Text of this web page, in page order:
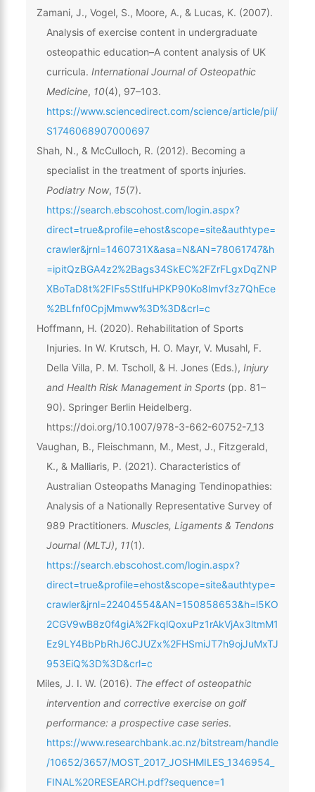
Zamani, J., Vogel, S., Moore, A., & Lucas, K. (2007).
Analysis of exercise content in undergraduate
osteopathic education–A content analysis of UK
curricula. International Journal of Osteopathic
Medicine, 10(4), 97–103.
https://www.sciencedirect.com/science/article/pii/
S1746068907000697
Shah, N., & McCulloch, R. (2012). Becoming a
specialist in the treatment of sports injuries.
Podiatry Now, 15(7).
https://search.ebscohost.com/login.aspx?
direct=true&profile=ehost&scope=site&authtype=
crawler&jrnl=1460731X&asa=N&AN=78061747&h
=ipitQzBGA4z2%2Bags34SkEC%2FZrFLgxDqZNP
XBoTaD8t%2FIFs5StlfuHPKP90Ko8lmvf3z7QhEce
%2BLfnf0CpjMmww%3D%3D&crl=c
Hoffmann, H. (2020). Rehabilitation of Sports
Injuries. In W. Krutsch, H. O. Mayr, V. Musahl, F.
Della Villa, P. M. Tscholl, & H. Jones (Eds.), Injury
and Health Risk Management in Sports(pp. 81–
90). Springer Berlin Heidelberg.
https://doi.org/10.1007/978-3-662-60752-7_13
Vaughan, B., Fleischmann, M., Mest, J., Fitzgerald,
K., & Malliaris, P. (2021). Characteristics of
Australian Osteopaths Managing Tendinopathies:
Analysis of a Nationally Representative Survey of
989 Practitioners. Muscles, Ligaments & Tendons
Journal (MLTJ), 11(1).
https://search.ebscohost.com/login.aspx?
direct=true&profile=ehost&scope=site&authtype=
crawler&jrnl=22404554&AN=150858653&h=l5KO
2CGV9wB8z0f4giA%2FkqlQoxuPz1rAkVjAx3ltmM1
Ez9LY4BbPbRhJ6CJUZx%2FHSmiJT7h9ojJuMxTJ
953EiQ%3D%3D&crl=c
Miles, J. I. W. (2016). The effect of osteopathic
intervention and corrective exercise on golf
performance: a prospective case series.
https://www.researchbank.ac.nz/bitstream/handle
/10652/3657/MOST_2017_JOSHMILES_1346954_
FINAL%20RESEARCH.pdf?sequence=1